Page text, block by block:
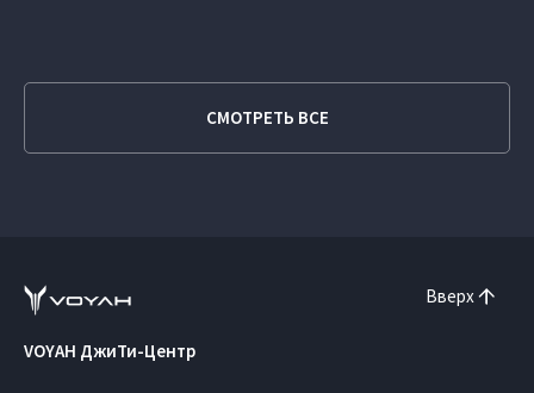
СМОТРЕТЬ ВСЕ
Вверх
VOYAH ДжиТи-Центр